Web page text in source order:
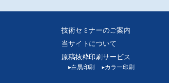
技術セミナーのご案内
当サイトについて
原稿抜粋印刷サービス
▸白黒印刷 ▸カラー印刷